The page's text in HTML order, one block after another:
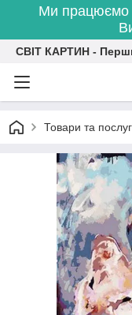
Ми працюємо
СВІТ КАРТИН -
Товари та